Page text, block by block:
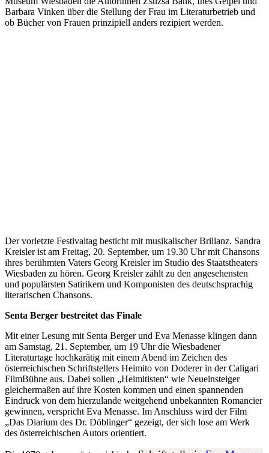
Barbara Vinken über die Stellung der Frau im Literaturbetrieb und
ob Bücher von Frauen prinzipiell anders rezipiert werden.
Der vorletzte Festivaltag besticht mit musikalischer Brillanz. Sandra
Kreisler ist am Freitag, 20. September, um 19.30 Uhr mit Chansons
ihres berühmten Vaters Georg Kreisler im Studio des Staatstheaters
Wiesbaden zu hören. Georg Kreisler zählt zu den angesehensten
und populärsten Satirikern und Komponisten des deutschsprachig
literarischen Chansons.
Senta Berger bestreitet das Finale
Mit einer Lesung mit Senta Berger und Eva Menasse klingen dann
am Samstag, 21. September, um 19 Uhr die Wiesbadener
Literaturtage hochkarätig mit einem Abend im Zeichen des
österreichischen Schriftstellers Heimito von Doderer in der Caligari
FilmBühne aus. Dabei sollen „Heimitisten“ wie Neueinsteiger
gleichermaßen auf ihre Kosten kommen und einen spannenden
Eindruck von dem hierzulande weitgehend unbekannten Romancier
gewinnen, verspricht Eva Menasse. Im Anschluss wird der Film
„Das Diarium des Dr. Döblinger“ gezeigt, der sich lose am Werk
des österreichischen Autors orientiert.